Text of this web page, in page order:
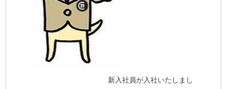
新入社員が入社いたしまし